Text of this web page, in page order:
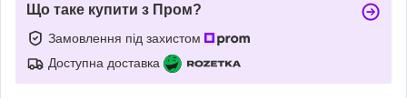
Що таке купити з Пром?
Замовлення під захистом
Доступна доставка